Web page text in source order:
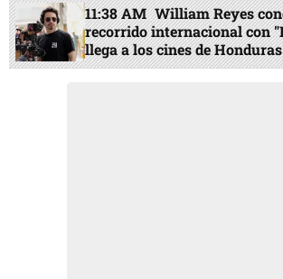
11:38 AM William Reyes
recorrido internacional con
llega a los cines de Honduras